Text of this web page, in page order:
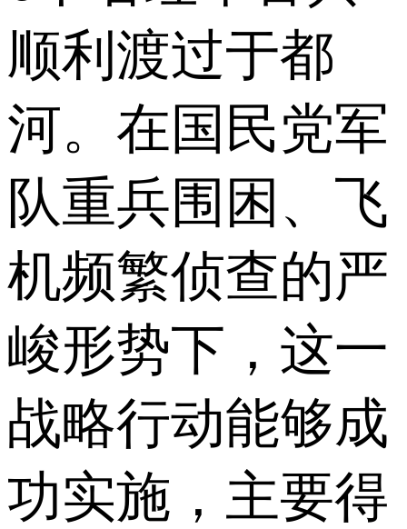
顺利渡过于都
河。在国民党军
队重兵围困、飞
机频繁侦查的严
峻形势下，这一
战略行动能够成
功实施，主要得